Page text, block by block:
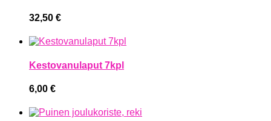
32,50 €
Kestovanulaput 7kpl
6,00 €